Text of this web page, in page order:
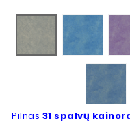
428A
Pilnas 31 spalvų